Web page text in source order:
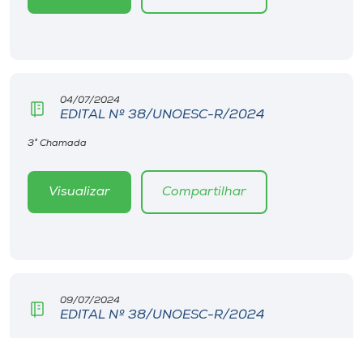
04/07/2024
EDITAL Nº 38/UNOESC-R/2024
3° Chamada
Visualizar Compartilhar
09/07/2024
EDITAL Nº 38/UNOESC-R/2024